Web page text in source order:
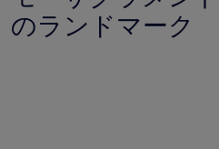
口
コ
る
1
泊
のランドマーク